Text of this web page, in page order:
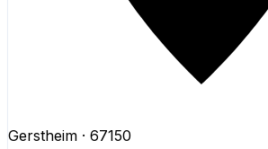
Gerstheim · 67150